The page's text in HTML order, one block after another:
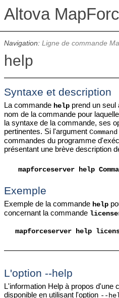
Navigation: Ligne de commande
help
Syntaxe et description
La commande helpprend un seul
nom de la commande pour
la syntaxe de la commande, ses
pertinentes. Si l'argument Command
commandes du programme
présentant une brève description
mapforceserver help
Exemple
Exemple de la commande help
concernant la commande
mapforceserver help
L'option --help
L'information Help à propos d'une
disponible en utilisant l'option --